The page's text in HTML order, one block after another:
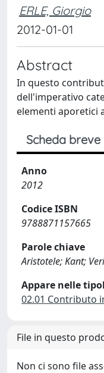
ERLE, Giorgio
2012-01-01
Abstract
In questo
dell'imperativo
elementi aporetici
Scheda breve
Anno
2012
Codice ISBN
9788871157665
Parole chiave
Aristotele; Kant;
Appare nelle
02.01 Contributo
File in questo
Non ci sono file